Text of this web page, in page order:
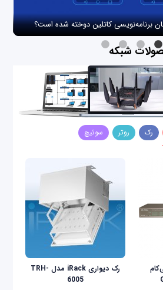
برنامه‌نویسی کاتلین دوخته شده است؟
شبکه
رک روتر سوئیچ
رک دیواری iRack مدل TRH-
6005